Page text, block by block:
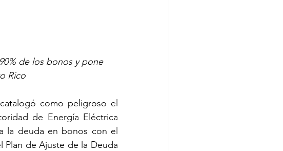
de los bonos y pone
Rico
como peligroso el
de Energía Eléctrica
la deuda en bonos con el
de Ajuste de la Deuda